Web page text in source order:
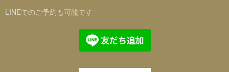
LINEでのご予約も可能です